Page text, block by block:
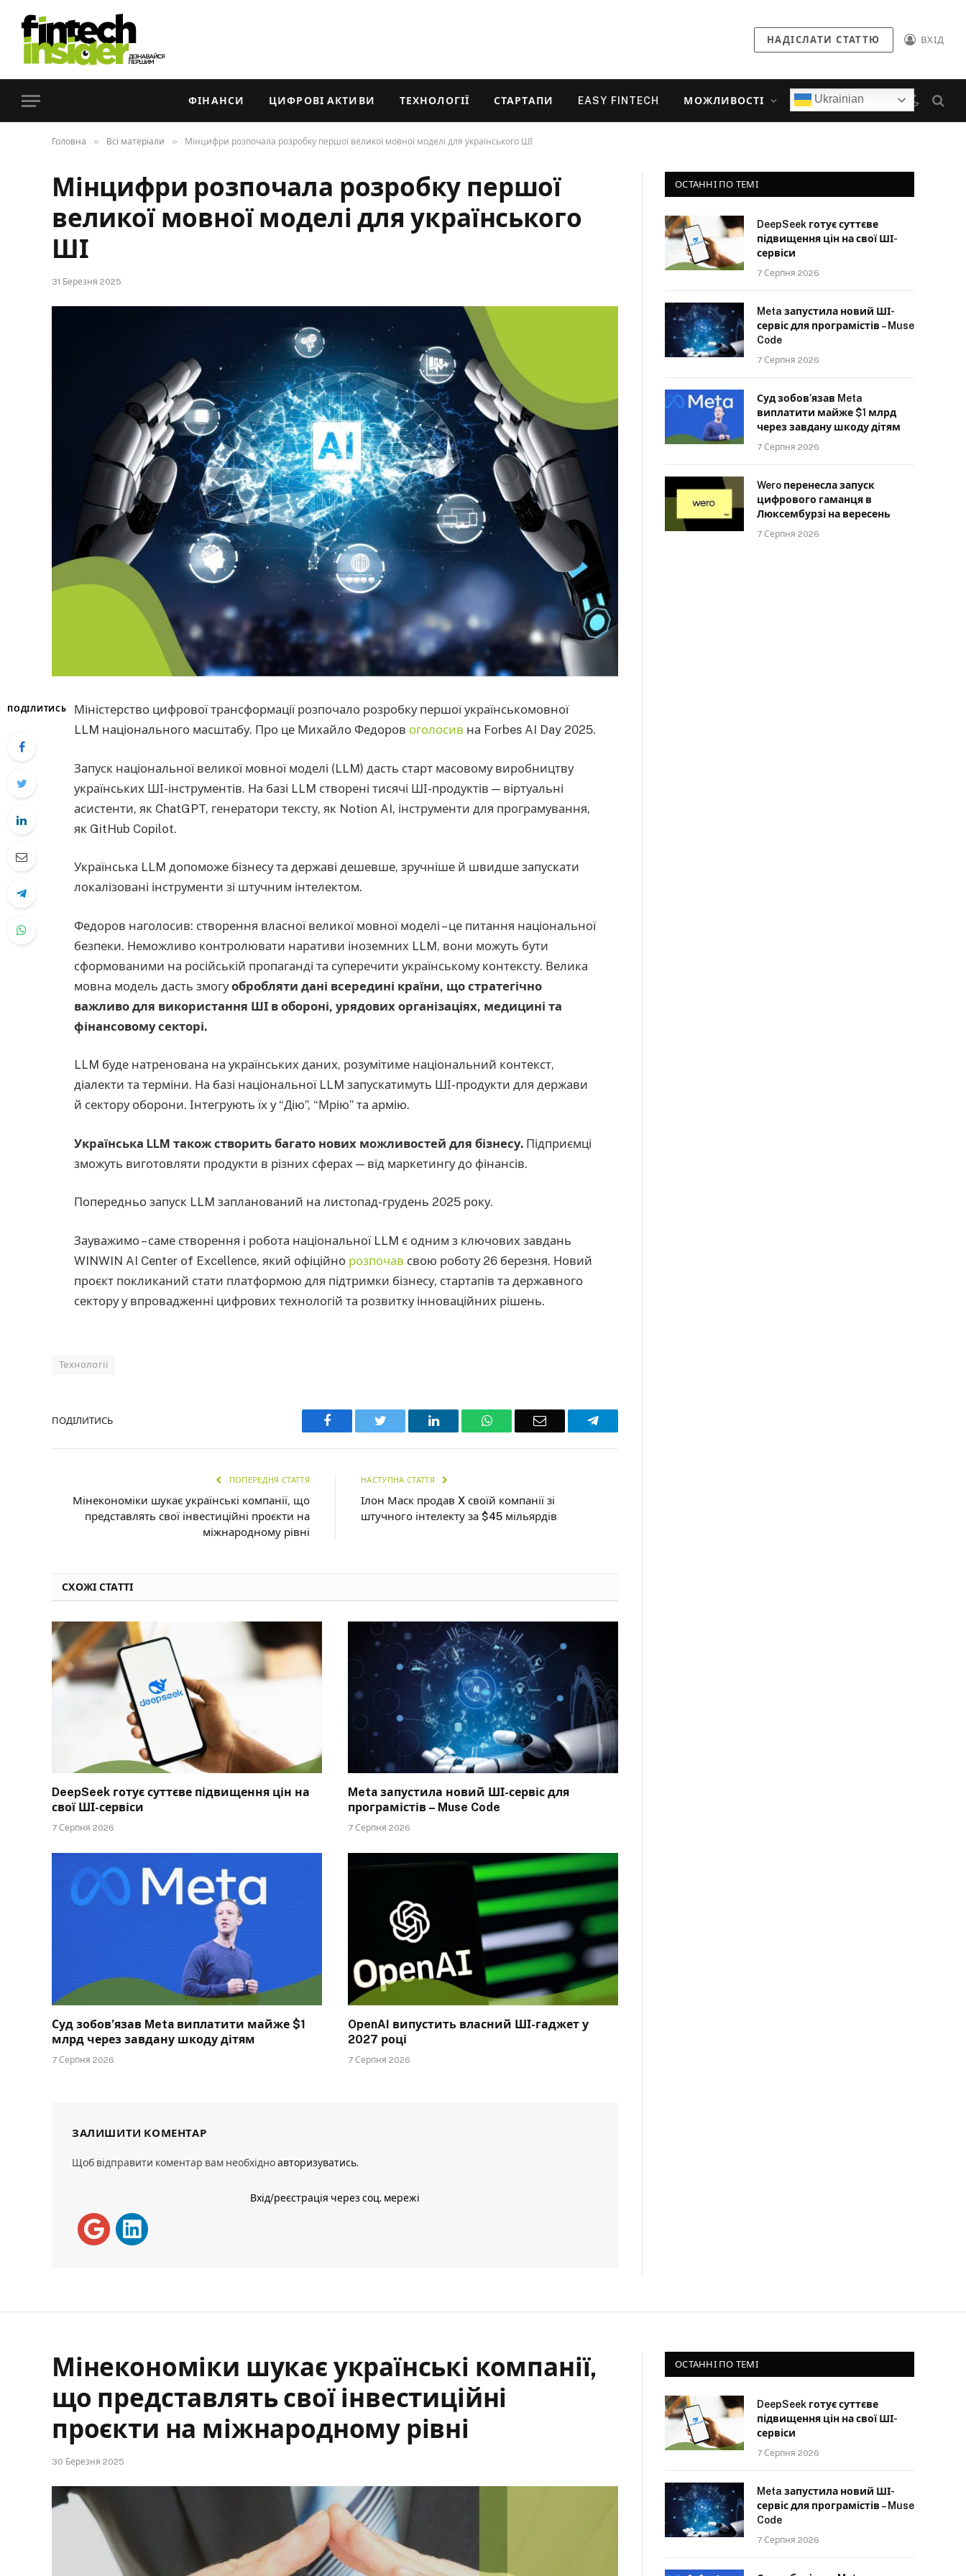
НАДІСЛАТИ СТАТТЮ ВХІД
ФІНАНСИ ЦИФРОВІ АКТИВИ ТЕХНОЛОГІЇ СТАРТАПИ EASY FINTECH МОЖЛИВОСТІ Ukrainian
Головна » Всі матеріали » Мінцифри розпочала розробку першої великої мовної моделі для українського ШІ
Мінцифри розпочала розробку першої
великої мовної моделі для українського
ШІ
31 Березня 2025
ПОДІЛИТИСЬ
Міністерство цифрової трансформації розпочало розробку першої українськомовної
LLM національного масштабу. Про це Михайло Федоров оголосив на Forbes AI Day 2025.
Запуск національної великої мовної моделі (LLM) дасть старт масовому виробництву
українських ШІ-інструментів. На базі LLM створені тисячі ШІ-продуктів — віртуальні
асистенти, як ChatGPT, генератори тексту, як Notion AI, інструменти для програмування,
як GitHub Copilot.
Українська LLM допоможе бізнесу та державі дешевше, зручніше й швидше запускати
локалізовані інструменти зі штучним інтелектом.
Федоров наголосив: створення власної великої мовної моделі – це питання національної
безпеки. Неможливо контролювати наративи іноземних LLM, вони можуть бути
сформованими на російській пропаганді та суперечити українському контексту. Велика
мовна модель дасть змогуобробляти дані всередині країни, що стратегічно
важливо для використання ШІ в обороні, урядових організаціях, медицині та
фінансовому секторі.
LLM буде натренована на українських даних, розумітиме національний контекст,
діалекти та терміни. На базі національної LLM запускатимуть ШІ-продукти для держави
й сектору оборони. Інтегрують їх у “Дію”, “Мрію” та армію.
Українська LLM також створить багато нових можливостей для бізнесу. Підприємці
зможуть виготовляти продукти в різних сферах — від маркетингу до фінансів.
Попередньо запуск LLM запланований на листопад-грудень 2025 року.
Зауважимо – саме створення і робота національної LLM є одним з ключових завдань
WINWIN AI Center of Excellence, який офіційно розпочав свою роботу 26 березня. Новий
проєкт покликаний стати платформою для підтримки бізнесу, стартапів та державного
сектору у впровадженні цифрових технологій та розвитку інноваційних рішень.
Технології
ПОДІЛИТИСЬ Facebook Twitter LinkedIn WhatsAppEmail Telegram
ПОПЕРЕДНЯ СТАТТЯ
Мінекономіки шукає українські компанії, що
представлять свої інвестиційні проєкти на
міжнародному рівні
НАСТУПНА СТАТТЯ
Ілон Маск продав X своїй компанії зі
штучного інтелекту за $45 мільярдів
СХОЖІ СТАТТІ
DeepSeek готує суттєве підвищення цін на
свої ШІ-сервіси
7 Серпня 2026
Meta запустила новий ШІ-сервіс для
програмістів – Muse Code
7 Серпня 2026
Суд зобов’язав Meta виплатити майже $1
млрд через завдану шкоду дітям
7 Серпня 2026
OpenAI випустить власний ШІ-гаджет у
2027 році
7 Серпня 2026
ЗАЛИШИТИ КОМЕНТАР
Щоб відправити коментар вам необхідноавторизуватись.
Вхід/реєстрація через соц. мережі
ОСТАННІ ПО ТЕМІ
DeepSeek готує суттєве
підвищення цін на свої ШІ-
сервіси
7 Серпня 2026
Meta запустила новий ШІ-
сервіс для програмістів – Muse
Code
7 Серпня 2026
Суд зобов’язав Meta
виплатити майже $1 млрд
через завдану шкоду дітям
7 Серпня 2026
Wero перенесла запуск
цифрового гаманця в
Люксембурзі на вересень
7 Серпня 2026
Мінекономіки шукає українські компанії,
що представлять свої інвестиційні
проєкти на міжнародному рівні
30 Березня 2025
ОСТАННІ ПО ТЕМІ
DeepSeek готує суттєве
підвищення цін на свої ШІ-
сервіси
7 Серпня 2026
Meta запустила новий ШІ-
сервіс для програмістів – Muse
Code
7 Серпня 2026